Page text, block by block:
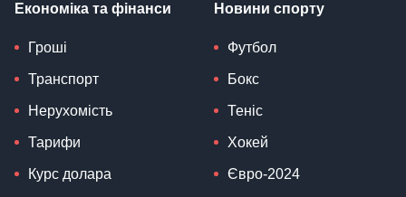
Економіка та фінанси
Гроші
Транспорт
Нерухомість
Тарифи
Курс долара
Новини спорту
Футбол
Бокс
Теніс
Хокей
Євро-2024